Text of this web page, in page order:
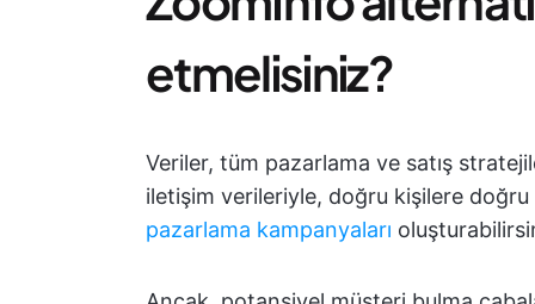
etmelisiniz?
Veriler, tüm pazarlama ve satış
iletişim verileriyle, doğru kişilere
pazarlama kampanyaları